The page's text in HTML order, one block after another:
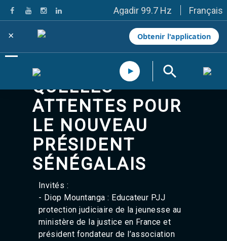
Agadir 99.7 Hz
Tanger 103.3 Hz
Tétouan 87.8 Hz
Fès 98.8 Hz
Meknès 97.2 Hz
El Jadida 97.3
Settat 104,6
Safi 92.3
Taza 103.0
Taounate 95.6
Tiznit 103.1
SkhourRhamna 92.2
Taroudant 104.9
Guelmim 91.9
Tafraout 104.9
Casablanca 92.5 Hz
Rabat, Salé 106.9 Hz
Marrakech 90.5 Hz
Agadir 99.7 Hz
Français
× Obtenir l'application
QUELLES
ATTENTES POUR
LE NOUVEAU
PRÉSIDENT
SÉNÉGALAIS
Invités :
- Diop Mountanga : Educateur PJJ
protection judiciaire de la jeunesse au
ministère de la justice en France et
président fondateur de l’association